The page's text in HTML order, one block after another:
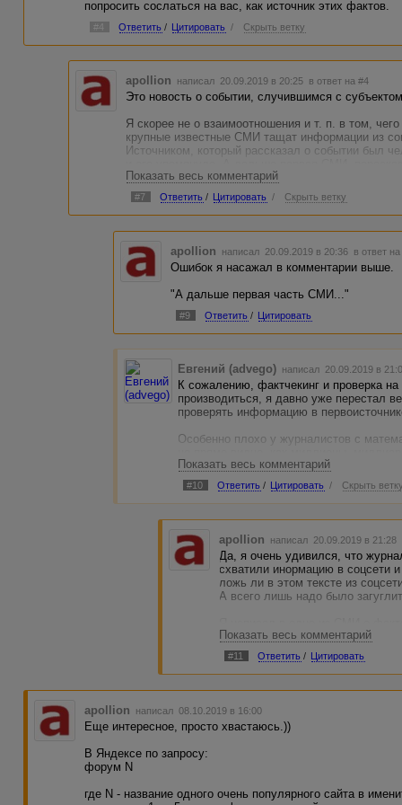
попросить сослаться на вас, как источник этих фактов.
#4 Ответить / Цитировать / Скрыть ветку
apollion написал 20.09.2019 в 20:25 в ответ на #4
Это новость о событии, случившимся с
Я скорее не о взаимоотношения и т. п. в том,
крупные известные СМИ тащат информации из
Источником, который рассказал о событии был
первое СМИ, вторая часть ссослась на СМИ из
неправильно написали кем был источник
данные. Одно из таких СМИ - ТАСС.
Показать весь комментарий
#7 Ответить / Цитировать / Скрыть ветку
apollion написал 20.09.2019 в 20:36 в ответ
Ошибок я насажал в комментарии выше.
"А дальше первая часть СМИ..."
#9 Ответить / Цитировать
Евгений (advego) написал 20.09.2019 в
К сожалению, фактчекинг и проверка
производиться, я давно уже
проверять информацию в
Особенно плохо у журналистов с
перемешиваются:
Оригинал:
"I have used 1000 different machines (to
200k requests (that’s 20 percent of total
In a real attack scenario, the attacker
чтобы отправить 200 тысяч запросов,
каждого IP), а чтобы отправить
200 = 1 000 000).
Журналист:
"Лаксман Мутийя решил, что если он
Тогда путем расчетов Мутийя
понадобится 5 тыс. IP-адресов, каждый
Журналиста не смутило, что 5 тысяч,
миллион, а миллиард.
Показать весь комментарий
#10 Ответить / Цитировать / Скрыть
apollion написал 20.09.2019 в 21:28
Да, я очень удивился, что
схватили инормацию в соцсети
ложь ли в этом тексте из
А всего лишь надо было
информацию, мне ответили, что
проверил статью в том СМИ -
Показать весь комментарий
#11 Ответить / Цитировать
apollion написал 08.10.2019 в 16:00
Еще интересное, просто хвастаюсь.))
В Яндексе по запросу:
форум N
где N - название одного очень популярного сайта в